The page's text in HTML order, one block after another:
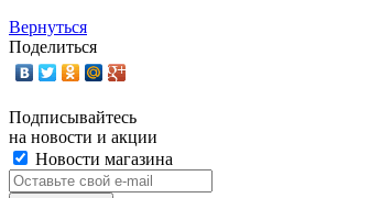
Вернуться
Поделиться
Подписывайтесь
на новости и акции
Новости магазина